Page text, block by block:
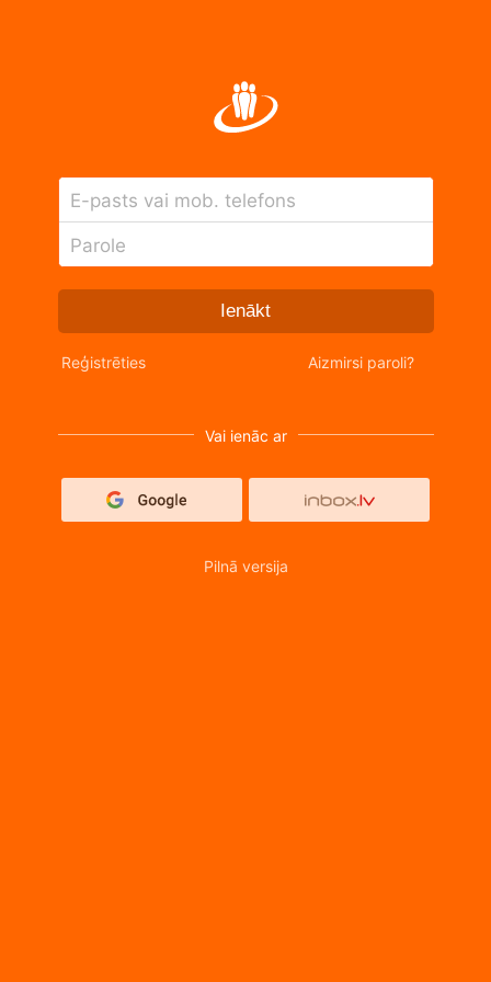
E-pasts vai mob. telefons
Parole
Ienākt
Reģistrēties Aizmirsi paroli?
Vai ienāc ar
Pilnā versija